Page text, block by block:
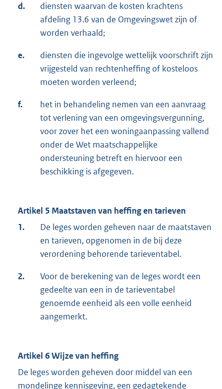
d.
diensten waarvan de kosten krachtens
afdeling 13.6 van de Omgevingswet zijn of
worden verhaald;
e.
diensten die ingevolge wettelijk voorschrift zijn
vrijgesteld van rechtenheffing of kosteloos
moeten worden verleend;
f.
het in behandeling nemen van een aanvraag
tot verlening van een omgevingsvergunning,
voor zover het een woningaanpassing vallend
onder de Wet maatschappelijke
ondersteuning betreft en hiervoor een
beschikking is afgegeven.
Artikel 5 Maatstaven van heffing en tarieven
1.
De leges worden geheven naar de maatstaven
en tarieven, opgenomen in de bij deze
verordening behorende tarieventabel.
2.
Voor de berekening van de leges wordt een
gedeelte van een in de tarieventabel
genoemde eenheid als een volle eenheid
aangemerkt.
Artikel 6 Wijze van heffing
De leges worden geheven door middel van een
mondelinge kennisgeving, een gedagtekende